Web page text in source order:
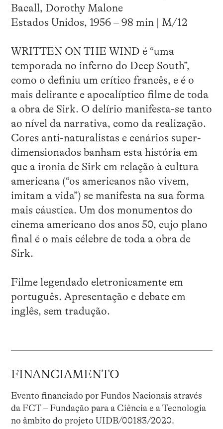
Bacall, Dorothy Malone
Estados Unidos, 1956 – 98 min | M/12
WRITTEN ON THE WIND é “uma
temporada no inferno do Deep South”,
como o definiu um crítico francês, e é o
mais delirante e apocalíptico filme de toda
a obra de Sirk. O delírio manifesta-se tanto
ao nível da narrativa, como da realização.
Cores anti-naturalistas e cenários super-
dimensionados banham esta história em
que a ironia de Sirk em relação à cultura
americana (“os americanos não vivem,
imitam a vida”) se manifesta na sua forma
mais cáustica. Um dos monumentos do
cinema americano dos anos 50, cujo plano
final é o mais célebre de toda a obra de
Sirk.
Filme legendado eletronicamente em
português. Apresentação e debate em
inglês, sem tradução.
FINANCIAMENTO
Evento financiado por Fundos Nacionais através
da FCT – Fundação para a Ciência e a Tecnologia
no âmbito do projeto UIDB/00183/2020.